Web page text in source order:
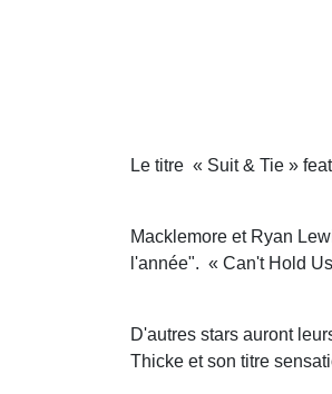
Le titre « Suit & Tie »
Macklemore et Ryan
l'année". « Can't Hold
D'autres stars auront
Thicke et son titre